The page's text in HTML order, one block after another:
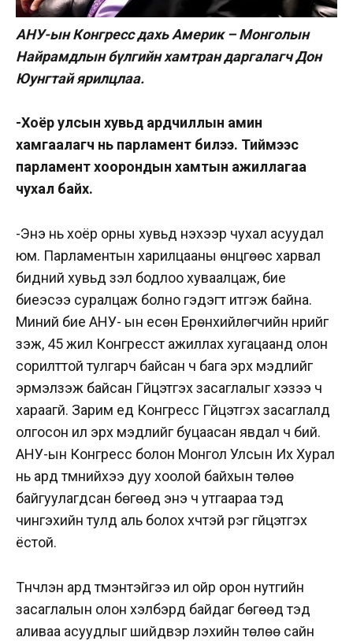
АНУ-ын Конгресс дахь Америк – Монголын
Найрамдлын бүлгийн хамтран даргалагч Дон
Юунгтай ярилцлаа.
-Хоёр улсын хувьд ардчиллын амин
хамгаалагч нь парламент билээ. Тиймээс
парламент хоорондын хамтын ажиллагаа
чухал байх.
-Энэ нь хоёр орны хувьд үнэхээр чухал асуудал
юм. Парламентын харилцааны өнцгөөс харвал
бидний хувьд үзэл бодлоо хуваалцаж, бие
биеэсээ суралцаж болно гэдэгт итгэж байна.
Миний бие АНУ- ын есөн Ерөнхийлөгчийн нүүрийг
үзэж, 45 жил Конгресст ажиллах хугацаанд олон
сорилттой тулгарч байсан ч бага эрх мэдлийг
эрмэлзэж байсан Гүйцэтгэх засаглалыг хэзээ ч
хараагүй. Зарим үед Конгресс Гүйцэтгэх засаглалд
олгосон илүү эрх мэдлийг буцаасан явдал ч бий.
АНУ-ын Конгресс болон Монгол Улсын Их Хурал
нь ард түмнийхээ дуу хоолой байхын төлөө
байгуулагдсан бөгөөд энэ ч утгаараа тэд
чингэхийн тулд аль болох хүчтэй үүрэг гүйцэтгэх
ёстой.
Түүнчлэн ард түмэнтэйгээ илүү ойр орон нутгийн
засаглалын олон хэлбэрүүд байдаг бөгөөд тэд
аливаа асуудлыг шийдвэр лэхийн төлөө сайн